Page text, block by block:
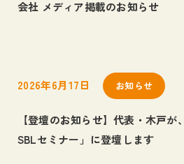
会社 メディア掲載のお知らせ
2026年6月17日 お知らせ
【登壇のお知らせ】代表・木戸
SBLセミナー」に登壇します